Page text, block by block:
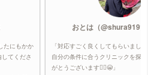
たにもかか
てくださ
おとは（
「対応すごく良くしてもらいまし
自分の条件に合うクリニックを探
がとうございます🙇‍♀️😭」